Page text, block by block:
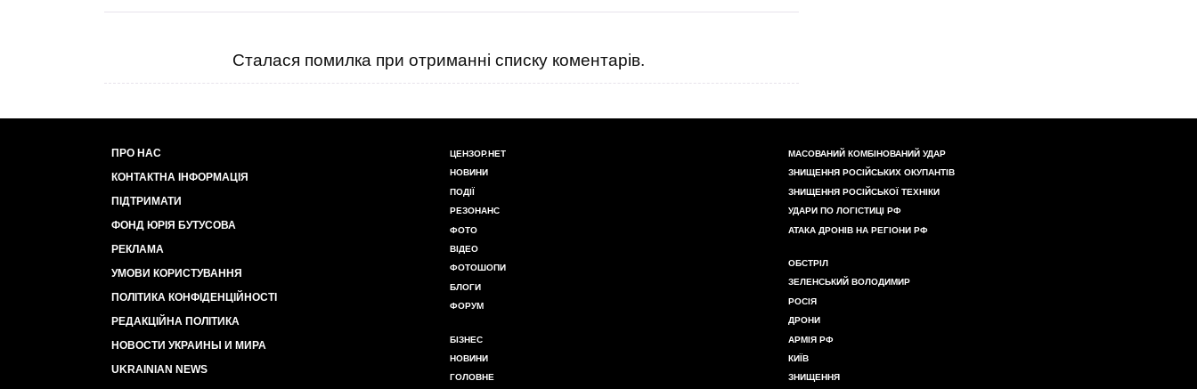
Сталася помилка при отриманні списку коментарів.
ПРО НАС
КОНТАКТНА ІНФОРМАЦІЯ
ПІДТРИМАТИ
ФОНД ЮРІЯ БУТУСОВА
РЕКЛАМА
УМОВИ КОРИСТУВАННЯ
ПОЛІТИКА КОНФІДЕНЦІЙНОСТІ
РЕДАКЦІЙНА ПОЛІТИКА
НОВОСТИ УКРАИНЫ И МИРА
UKRAINIAN NEWS
ЦЕНЗОР.НЕТ
НОВИНИ
ПОДІЇ
РЕЗОНАНС
ФОТО
ВІДЕО
ФОТОШОПИ
БЛОГИ
ФОРУМ
БІЗНЕС
НОВИНИ
ГОЛОВНЕ
МАСОВАНИЙ КОМБІНОВАНИЙ УДАР
ЗНИЩЕННЯ РОСІЙСЬКИХ ОКУПАНТІВ
ЗНИЩЕННЯ РОСІЙСЬКОЇ ТЕХНІКИ
УДАРИ ПО ЛОГІСТИЦІ РФ
АТАКА ДРОНІВ НА РЕГІОНИ РФ
ОБСТРІЛ
ЗЕЛЕНСЬКИЙ ВОЛОДИМИР
РОСІЯ
ДРОНИ
АРМІЯ РФ
КИЇВ
ЗНИЩЕННЯ